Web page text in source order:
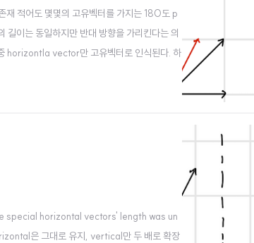
적어도 몇몇의 고유벡터를 가지는 180도 p
이는 동일하지만 반대 방향을 가리킨다는 의
vector만 고유벡터로 인식된다. 하
horizontal vectors' length was un
은 그대로 유지, vertical만 두 배로 확장